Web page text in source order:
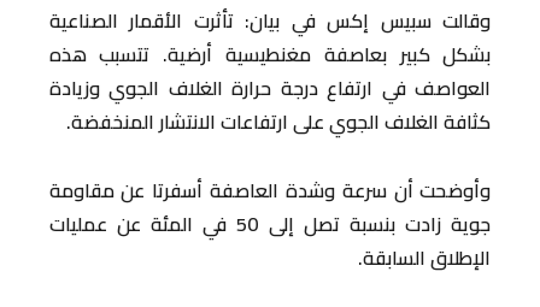
وقالت سبيس إكس في بيان: تأثرت الأقمار الصناعية
بشكل كبير بعاصفة مغنطيسية أرضية. تتسبب هذه
العواصف في ارتفاع درجة حرارة الغلاف الجوي وزيادة
كثافة الغلاف الجوي على ارتفاعات الانتشار المنخفضة.
وأوضحت أن سرعة وشدة العاصفة أسفرتا عن مقاومة
جوية زادت بنسبة تصل إلى 50 في المئة عن عمليات
الإطلاق السابقة.